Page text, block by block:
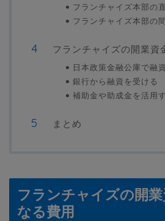
フランチャイズ本部の
フランチャイズ本部の
フランチャイズの開業資
日本政策金融公庫で融
銀行から融資を受ける
補助金や助成金を活用
まとめ
フランチャイズの開
なる費用